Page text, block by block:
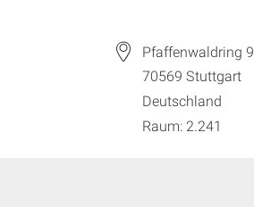
Pfaffenwaldring 9
70569 Stuttgart
Deutschland
Raum: 2.241